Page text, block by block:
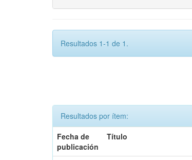
Resultados 1-1 de 1.
Resultados por ítem:
Fecha de
publicación
Título